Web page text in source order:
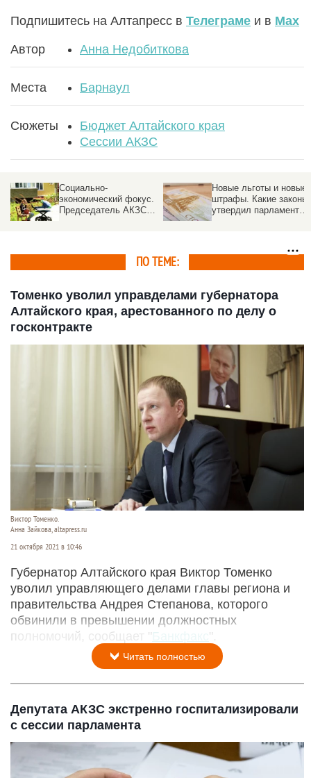
Подпишитесь на Алтапресс в Телеграме и в Max
Автор Анна Недобиткова
Места Барнаул
Сюжеты
Бюджет Алтайского края
Сессии АКЗС
Социально-
экономический фокус.
Председатель АКЗС
Новые льготы и новые
штрафы. Какие законы
утвердил парламент
ПО ТЕМЕ:
Томенко уволил управделами губернатора
Алтайского края, арестованного по делу о
госконтракте
Виктор Томенко.
Анна Зайкова, altapress.ru
21 октября 2021 в 10:46
Губернатор Алтайского края Виктор Томенко
уволил управляющего делами главы региона и
правительства Андрея Степанова, которого
обвинили в превышении должностных
полномочий, сообщает "Банкфакс ".
Читать полностью
Депутата АКЗС экстренно госпитализировали
с сессии парламента